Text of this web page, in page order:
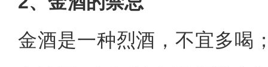
金酒是一种烈酒，不宜多喝